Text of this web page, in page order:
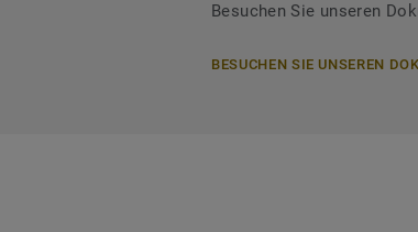
Besuchen Sie unseren
BESUCHEN SIE UNSEREN